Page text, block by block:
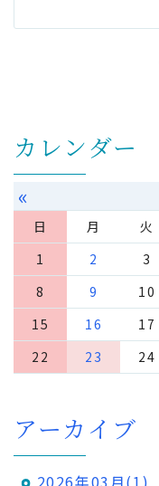
カレンダー
«
日 月 火
1
2 3
8
9 10
15
16 17
22
23 24
アーカイブ
2026年03月(1)